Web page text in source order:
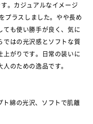
。カジュアルなイメージ
プラスしました。やや長め
ても使い勝手が良く、気に
ではの光沢感とソフトな質
上がりです。日常の装いに
のための逸品です。
綿の光沢、ソフトで肌離